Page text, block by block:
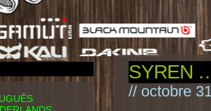
SYREN
// octobre